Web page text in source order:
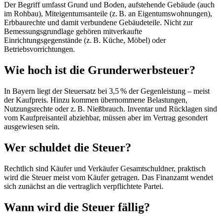
Der Begriff umfasst Grund und Boden, aufstehende Gebäude (auch
im Rohbau), Miteigentumsanteile (z. B. an Eigentumswohnungen),
Erbbaurechte und damit verbundene Gebäudeteile. Nicht zur
Bemessungsgrundlage gehören mitverkaufte
Einrichtungsgegenstände (z. B. Küche, Möbel) oder
Betriebsvorrichtungen.
Wie hoch ist die Grunderwerbsteuer?
In Bayern liegt der Steuersatz bei 3,5 % der Gegenleistung – meist
der Kaufpreis. Hinzu kommen übernommene Belastungen,
Nutzungsrechte oder z. B. Nießbrauch. Inventar und Rücklagen sind
vom Kaufpreisanteil abziehbar, müssen aber im Vertrag gesondert
ausgewiesen sein.
Wer schuldet die Steuer?
Rechtlich sind Käufer und Verkäufer Gesamtschuldner, praktisch
wird die Steuer meist vom Käufer getragen. Das Finanzamt wendet
sich zunächst an die vertraglich verpflichtete Partei.
Wann wird die Steuer fällig?